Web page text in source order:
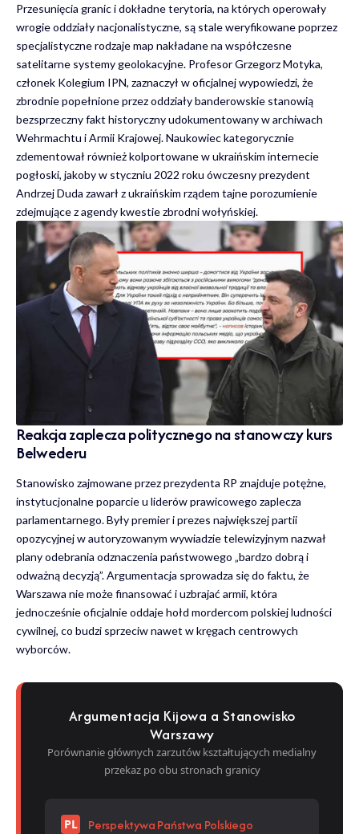
Przesunięcia granic i dokładne terytoria, na których operowały
wrogie oddziały nacjonalistyczne, są stale weryfikowane poprzez
specjalistycznerodzaje map nakładane na współczesne
satelitarne systemy geolokacyjne. Profesor Grzegorz Motyka,
członek Kolegium IPN, zaznaczył w oficjalnej wypowiedzi, że
zbrodnie popełnione przez oddziały banderowskie stanowią
bezsprzeczny fakt historyczny udokumentowany w archiwach
Wehrmachtu i Armii Krajowej. Naukowiec kategorycznie
zdementował również kolportowane w ukraińskim internecie
pogłoski, jakoby w styczniu 2022 roku ówczesny prezydent
Andrzej Duda zawarł z ukraińskim rządem tajne porozumienie
zdejmujące z agendy kwestie zbrodni wołyńskiej.
Reakcja zaplecza politycznego na stanowczy kurs
Belwederu
Stanowisko zajmowane przez prezydenta RP znajduje potężne,
instytucjonalne poparcie u liderów prawicowego zaplecza
parlamentarnego. Były premier i prezes największej partii
opozycyjnej w autoryzowanym wywiadzie telewizyjnym nazwał
plany odebrania odznaczenia państwowego „bardzo dobrą i
odważną decyzją”. Argumentacja sprowadza się do faktu, że
Warszawa nie może finansować i uzbrajać armii, która
jednocześnie oficjalnie oddaje hołd mordercom polskiej ludności
cywilnej, co budzi sprzeciw nawet w kręgach centrowych
wyborców.
Argumentacja Kijowa a Stanowisko
Warszawy
Porównanie głównych zarzutów kształtujących medialny
przekaz po obu stronach granicy
PL Perspektywa Państwa Polskiego